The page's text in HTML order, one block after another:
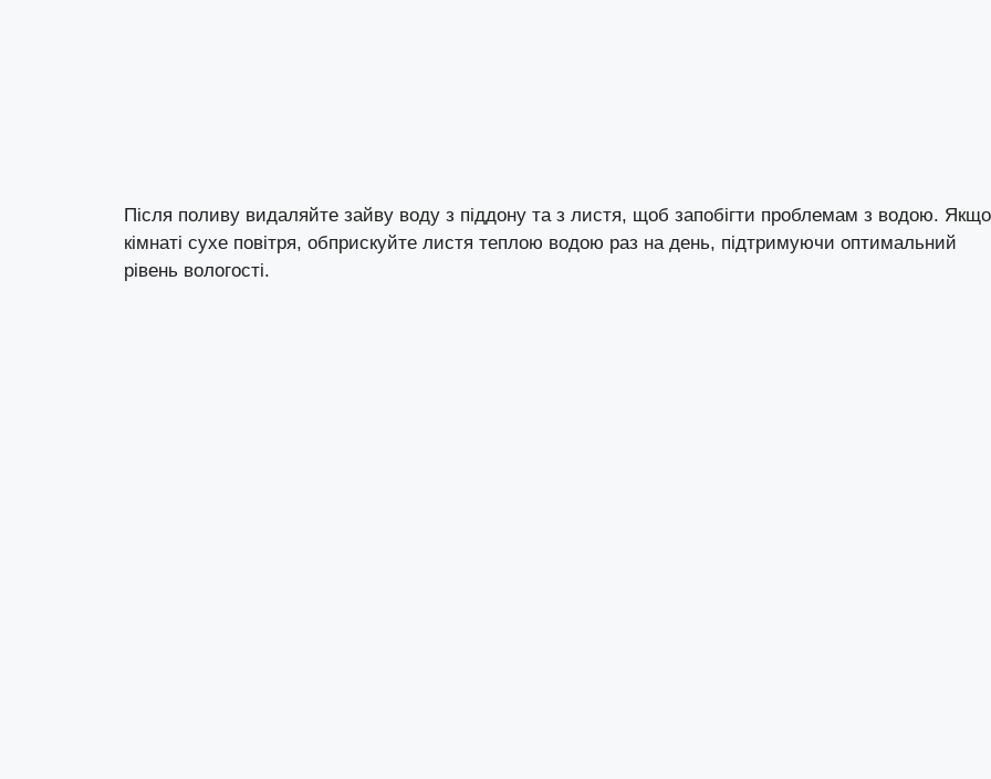
Після поливу видаляйте зайву воду з піддону та з листя, щоб запобігти проблемам з водою.
кімнаті сухе повітря, обприскуйте листя теплою водою раз на день, підтримуючи оптимальний
рівень вологості.